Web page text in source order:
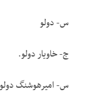
س- دولو
ج- خاویار دولو.
س- امیرهوشنگ